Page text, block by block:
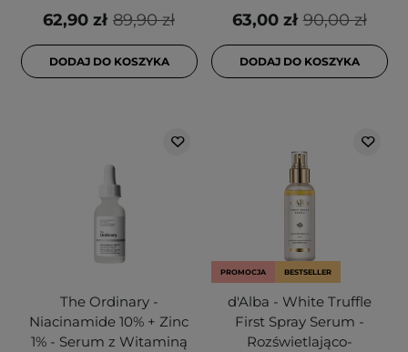
89,90 zł
62,90 zł
DODAJ DO KOSZYKA
90,00 zł
63,00 zł
DODAJ DO KOSZYKA
The Ordinary -
Niacinamide 10% + Zinc
1% - Serum z Witaminą
PROMOCJA BESTSELLER
d'Alba - White Truffle
First Spray Serum -
Rozświetlająco-